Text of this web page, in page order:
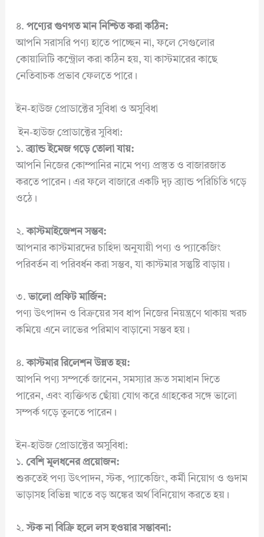
৪. পণ্যের গুণগত মান নিশ্চিত করা কঠিন:
আপনি সরাসরি পণ্য হাতে পাচ্ছেন না, ফলে সেগুলোর
কোয়ালিটি কন্ট্রোল করা কঠিন হয়, যা কাস্টমারের কাছে
নেতিবাচক প্রভাব ফেলতে পারে।
ইন-হাউজ প্রোডাক্টের সুবিধা ও অসুবিধা
ইন-হাউজ প্রোডাক্টের সুবিধা:
১.ব্র্যান্ড ইমেজ গড়ে তোলা যায়:
আপনি নিজের কোম্পানির নামে পণ্য প্রস্তুত ও বাজারজাত
করতে পারেন। এর ফলে বাজারে একটি দৃঢ় ব্র্যান্ড পরিচিতি গড়ে
ওঠে।
২.কাস্টমাইজেশন সম্ভব:
আপনার কাস্টমারদের চাহিদা অনুযায়ী পণ্য ও প্যাকেজিং
পরিবর্তন বা পরিবর্ধন করা সম্ভব, যা কাস্টমার সন্তুষ্টি বাড়ায়।
৩. ভালো প্রফিট মার্জিন:
পণ্য উৎপাদন ও বিক্রয়ের সব ধাপ নিজের নিয়ন্ত্রণে থাকায় খরচ
কমিয়ে এনে লাভের পরিমাণ বাড়ানো সম্ভব হয়।
৪.কাস্টমার রিলেশন উন্নত হয়:
আপনি পণ্য সম্পর্কে জানেন, সমস্যার দ্রুত সমাধান দিতে
পারেন, এবং ব্যক্তিগত ছোঁয়া যোগ করে গ্রাহকের সঙ্গে ভালো
সম্পর্ক গড়ে তুলতে পারেন।
ইন-হাউজ প্রোডাক্টের অসুবিধা:
১. বেশি মূলধনের প্রয়োজন:
শুরুতেই পণ্য উৎপাদন, স্টক, প্যাকেজিং, কর্মী নিয়োগ ও গুদাম
ভাড়াসহ বিভিন্ন খাতে বড় অঙ্কের অর্থ বিনিয়োগ করতে হয়।
২.স্টক না বিক্রি হলে লস হওয়ার সম্ভাবনা: